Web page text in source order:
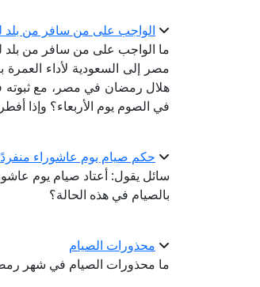
الواجب على من سافر من بلد
ما الواجب على من سافر من بلد
مصر إلى السعودية لأداء العمرة
هلال رمضان في مصر، مع ثبوته
في الصوم يوم الأربعاء؟ وإذا
حكم صيام يوم عاشوراء
سائل يقول: أعتاد صيام يوم
بالصيام في هذه الحالة؟
محذورات الصيام
ما محذورات الصيام في شهر